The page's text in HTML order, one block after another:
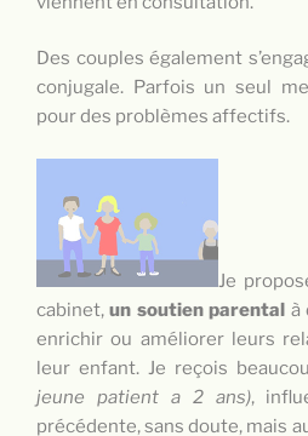
Des couples également
conjugale. Parfois un seul
pour des problèmes affectifs.
Je
cabinet,un soutien parental à
enrichir ou améliorer leurs
leur enfant. Je reçois
jeune patient a 2 ans),
précédente, sans doute, mais